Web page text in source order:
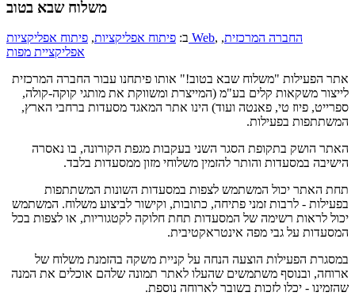
משלוח שבא בטוב
ב: פיתוח אפליקציות, פיתוח אפליקציות Web, החברה המרכזית,
אפליקציית מפות
אתר הפעילות "משלוח שבא בטוב!" אותו פיתחנו עבור החברה המרכזית
לייצור משקאות קלים בע"מ (המייצרת ומשווקת את מותגי קוקה-קולה,
ספרייט, פיוז טי, פאנטה ועוד) הינו אתר המאגד מסעדות ברחבי הארץ,
המשתתפות בפעילות.
האתר הושק בתקופת הסגר השני בעקבות מגפת הקורונה, בו נאסרה
הישיבה במסעדות והותר להזמין משלוחי מזון ממסעדות בלבד.
תחת האתר יכול המשתמש לצפות במסעדות השונות המשתתפות
בפעילות - לרבות זמני פתיחה, כתובות, וקישור לביצוע משלוח. המשתמש
יכול לראות רשימה של המסעדות תחת חלוקה לקטגוריות, או לצפות בכל
המסעדות על גבי מפה אינטראקטיבית.
במסגרת הפעילות הוצעה הנחה על קניית משקה בהזמנת משלוח של
ארוחה, ובנוסף משתמשים שהעלו לאתר תמונה שלהם אוכלים את המנה
שהזמינו - יכלו לזכות בשובר לארוחה נוספת.